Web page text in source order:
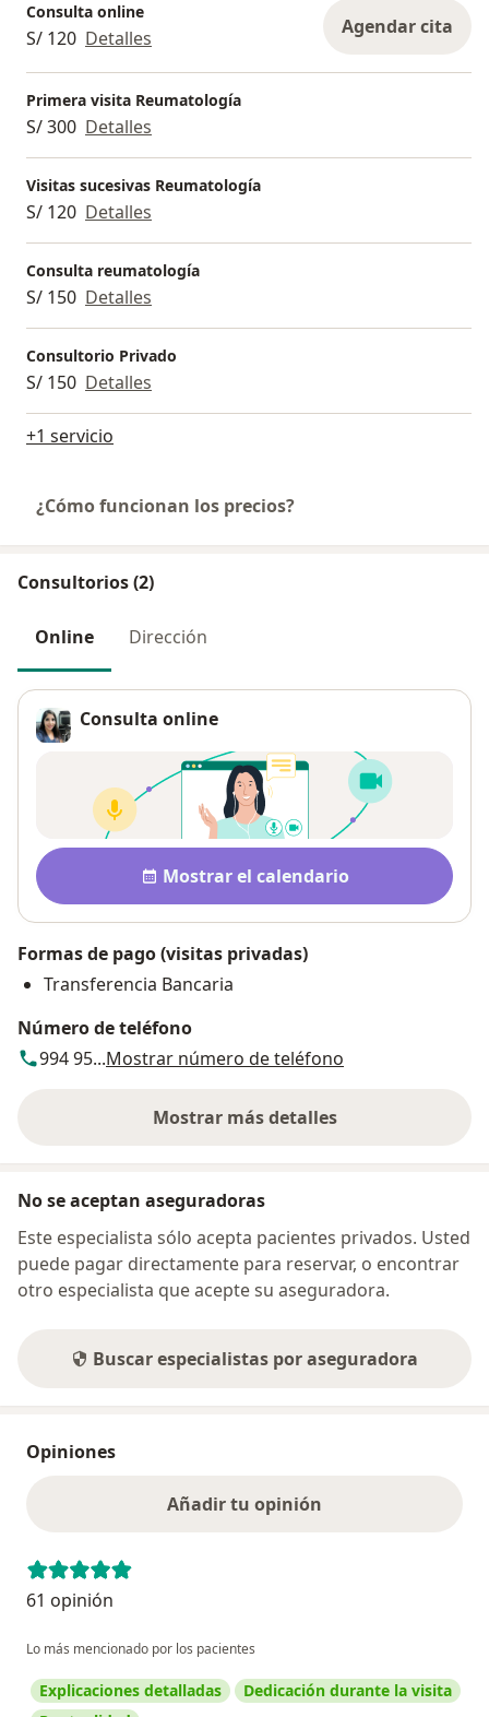
Consulta online
S/ 120 Detalles Agendar cita
Primera visita Reumatología
S/ 300 Detalles
Visitas sucesivas Reumatología
S/ 120 Detalles
Consulta reumatología
S/ 150 Detalles
Consultorio Privado
S/ 150 Detalles
+1 servicio
¿Cómo funcionan los precios?
Consultorios (2)
Online Dirección
Consulta online
Disponibilidad
Mostrar el calendario
Formas de pago (visitas privadas)
Transferencia Bancaria
Número de teléfono
994 95...Mostrar número de teléfono
Mostrar más detalles
sobre la dirección
No se aceptan aseguradoras
Este especialista sólo acepta pacientes privados. Usted
puede pagar directamente para reservar, o encontrar
otro especialista que acepte su aseguradora.
Buscar especialistas por aseguradora
Opiniones
Añadir tu opinión
61 opinión
Lo más mencionado por los pacientes
Explicaciones detalladas
Dedicación durante la visita